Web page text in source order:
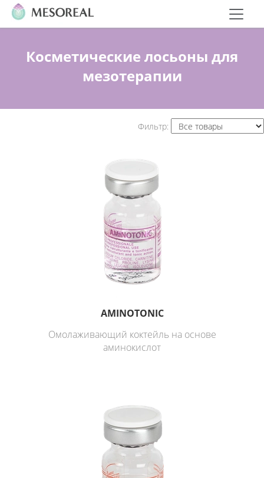
Косметические лосьоны для
мезотерапии
Фильтр:
AMINOTONIC
Омолаживающий коктейль на основе
аминокислот